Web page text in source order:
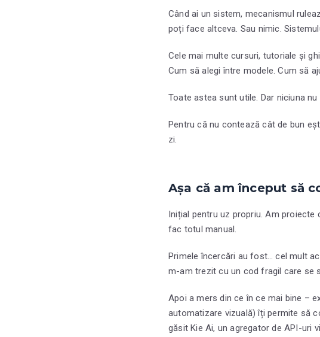
Când ai un sistem, mecanismul
poți face altceva. Sau nimic.
Cele mai multe cursuri, tutoriale și
Cum să alegi între modele. Cum să
Toate astea sunt utile. Dar niciuna
Pentru că nu contează cât de bun
zi.
Așa că am început să
Inițial pentru uz propriu. Am proiecte
fac totul manual.
Primele încercări au fost… cel mult
m-am trezit cu un cod fragil care se
Apoi a mers din ce în ce mai bine –
automatizare vizuală) îți permite să
găsit Kie Ai, un agregator de API-uri